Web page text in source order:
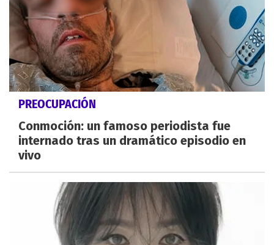
PREOCUPACIÓN
Conmoción: un famoso periodista fue
internado tras un dramático episodio en
vivo